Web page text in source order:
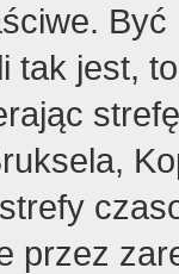
tak jest,
przez